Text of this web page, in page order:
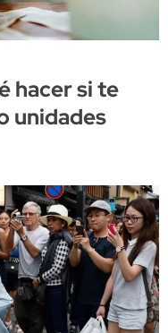
hacer si te
unidades